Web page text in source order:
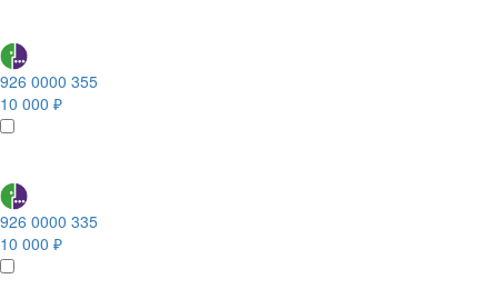
926 0000 355
10 000 ₽
926 0000 335
10 000 ₽